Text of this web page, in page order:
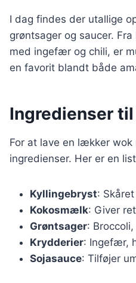
I dag findes der utallige
grøntsager og saucer.
med ingefær og chili, er
en favorit blandt både
Ingredienser
For at lave en lækker
ingredienser. Her er en
Kyllingebryst:
Kokosmælk: Giver
Grøntsager:
Krydderier: Ingefær,
Sojasauce: Tilføjer